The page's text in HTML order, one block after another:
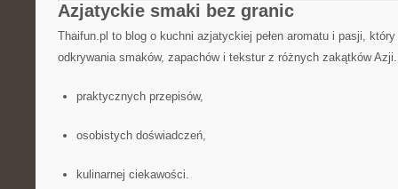
Azjatyckie smaki bez granic
Thaifun.pl to blog o kuchni azjatyckiej pełen aromatu i pasji,
odkrywania smaków, zapachów i tekstur z różnych zakątków Azji.
praktycznych przepisów,
osobistych doświadczeń,
kulinarnej ciekawości.